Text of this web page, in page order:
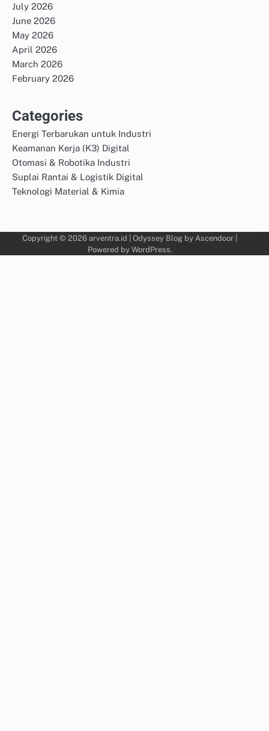
July 2026
June 2026
May 2026
April 2026
March 2026
February 2026
Categories
Energi Terbarukan untuk Industri
Keamanan Kerja (K3) Digital
Otomasi & Robotika Industri
Suplai Rantai & Logistik Digital
Teknologi Material & Kimia
Copyright © 2026 arventra.id | Odyssey Blog by Ascendoor |
Powered by WordPress.